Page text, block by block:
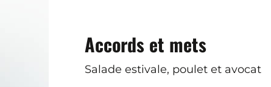
Accords et mets
Salade estivale, poulet et avocat